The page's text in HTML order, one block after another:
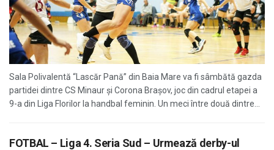
Sala Polivalentă “Lascăr Pană” din Baia Mare va fi sâmbătă gazda
partidei dintre CS Minaur și Corona Brașov, joc din cadrul etapei a
9-a din Liga Florilor la handbal feminin. Un meci între două dintre...
FOTBAL – Liga 4. Seria Sud – Urmează derby-ul